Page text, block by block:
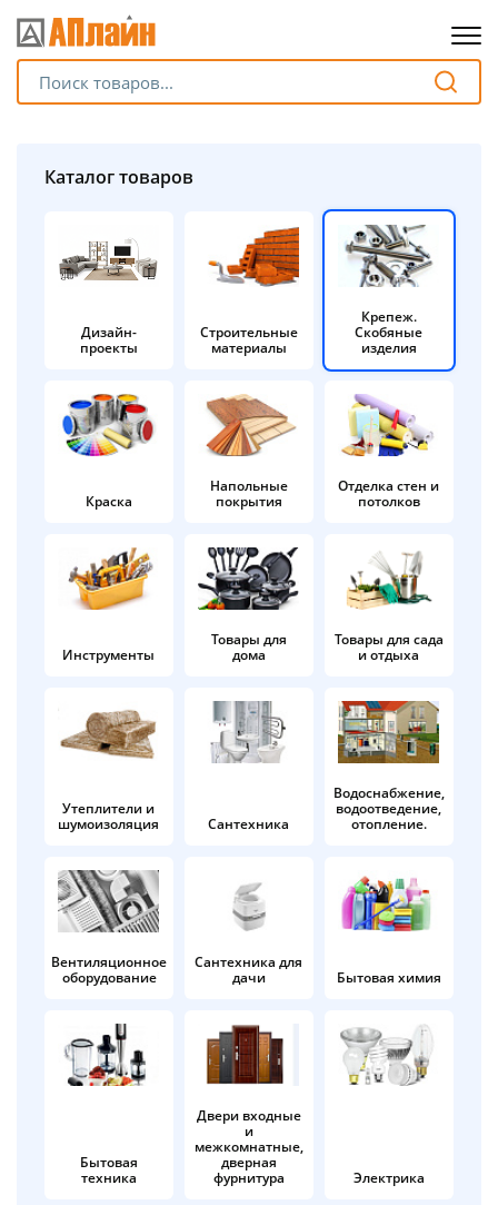
Каталог товаров
Дизайн-
проекты
Строительные
материалы
Крепеж.
Скобяные
изделия
Краска
Напольные
покрытия
Отделка стен и
потолков
Инструменты
Товары для
дома
Товары для сада
и отдыха
Утеплители и
шумоизоляция
Сантехника
Водоснабжение,
водоотведение,
отопление.
Вентиляционное
оборудование
Сантехника для
дачи
Бытовая химия
Бытовая
техника
Двери входные
и
межкомнатные,
дверная
фурнитура
Электрика
Разбейте
без переплат
График платежей
Сегодня
%
в корзину
Оплачивайте сегодня только
25% картой любого банка
Получайте товар
выбранный способом
Оставшиеся
% будут
по25%каждые 2 недели
Подробнее
об оплате Плайтом
раз в 2
Остались вопросы?
8 800 302-02-51
plait.ru